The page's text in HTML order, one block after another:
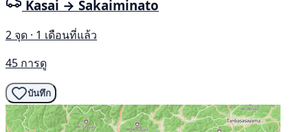
Kasai → Sakaiminato
2 จุด · 1 เดือนที่แล้ว
45 การดู
บันทึก